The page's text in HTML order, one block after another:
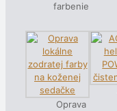
farbenie
Oprava